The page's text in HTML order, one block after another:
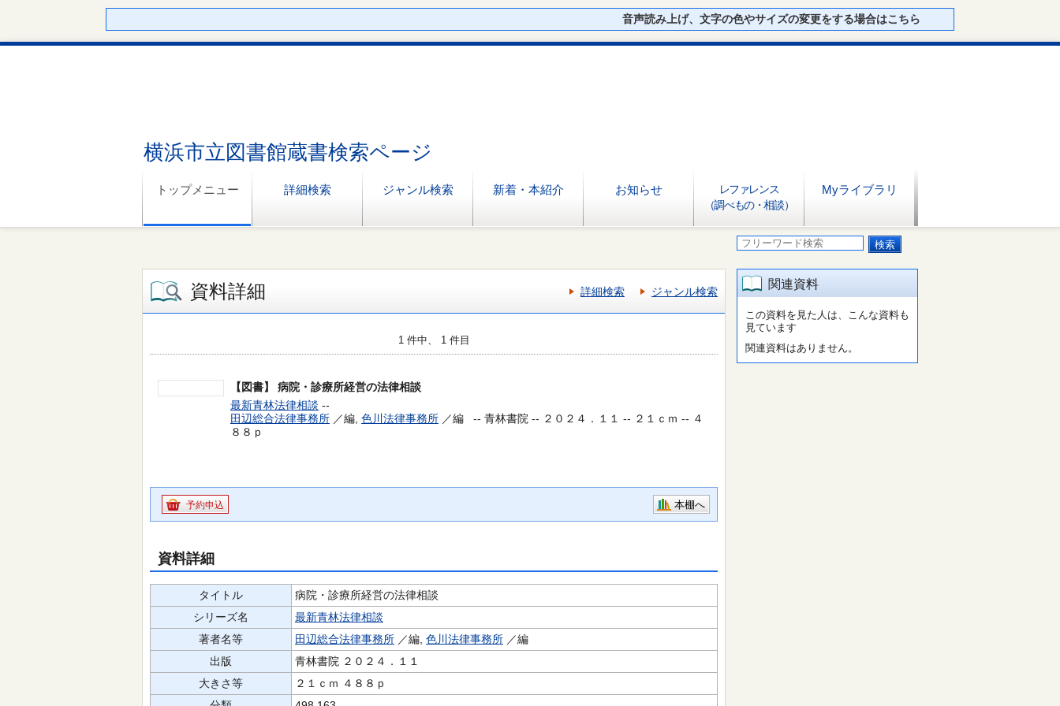
音声読み上げ、文字の色やサイズの変更をする場合はこちら
横浜市立図書館蔵書検索ページ
トップメニュー 詳細検索 ジャンル検索 新着・本紹介 お知らせ
レファレンス
（調べもの・相談）
Myライブラリ
資料詳細 詳細検索 ジャンル検索
1 件中、 1 件目
【図書】
病院・診療所経営の法律相談
最新青林法律相談 --
田辺総合法律事務所 ／編, 色川法律事務所 ／編 -- 青林書院 -- ２０２４．１１ -- ２１ｃｍ -- ４
８８ｐ
予約申込 本棚へ
資料詳細
タイトル
病院・診療所経営の法律相談
シリーズ名
最新青林法律相談
著者名等
田辺総合法律事務所 ／編, 色川法律事務所 ／編
出版
青林書院 ２０２４．１１
大きさ等
２１ｃｍ ４８８ｐ
関連資料
この資料を見た人は、こんな資料も
見ています
関連資料はありません。